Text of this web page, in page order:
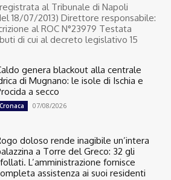
al Tribunale di Napoli
18/07/2013) Direttore responsabile:
al ROC N°23979 Testata
di cui al decreto legislativo 15
genera blackout alla centrale
di Mugnano: le isole di Ischia e
a secco
Cronaca 07/08/2026
doloso rende inagibile un’intera
a Torre del Greco: 32 gli
L’amministrazione fornisce
assistenza ai suoi residenti